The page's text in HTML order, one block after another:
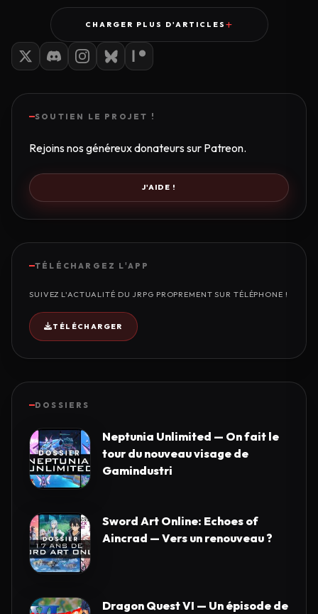
CHARGER PLUS D'ARTICLES
SOUTIEN LE PROJET !
Rejoins nos généreux donateurs sur Patreon.
J'AIDE !
TÉLÉCHARGEZ L'APP
SUIVEZ L'ACTUALITÉ DU JRPG PROPREMENT SUR TÉLÉPHONE !
TÉLÉCHARGER
DOSSIERS
Neptunia Unlimited — On fait le
tour du nouveau visage de
Gamindustri
Sword Art Online: Echoes of
Aincrad — Vers un renouveau ?
Dragon Quest VI — Un épisode de